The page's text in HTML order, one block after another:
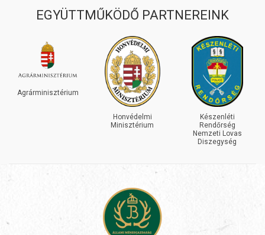
EGYÜTTMŰKÖDŐ PARTNEREINK
Agrárminisztérium
Honvédelmi
Minisztérium
Készenléti
Rendőrség
Nemzeti Lovas
Diszegység